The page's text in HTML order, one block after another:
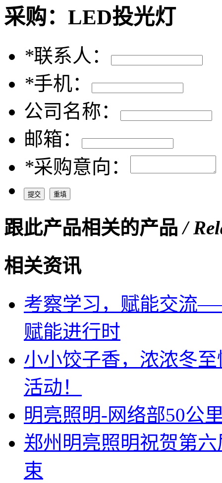
采购： LED投光灯
*联系人：
*手机：
公司名称：
邮箱：
*采购意向：
跟此产品相关的产品/
相关资讯
考察学习，赋能交流
赋能进行时
小小饺子香，浓浓冬
活动！
明亮照明-网络部50公
郑州明亮照明祝贺第
束